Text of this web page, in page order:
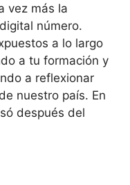
vez más la
número.
a lo largo
a tu formación y
a reflexionar
nuestro país. En
después del